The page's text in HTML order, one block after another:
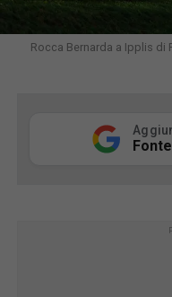
Rocca Bernarda a Ipplis di